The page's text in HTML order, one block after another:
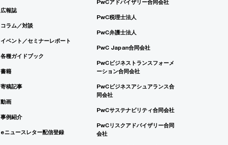
広報誌
コラム／対談
イベント／セミナーレポート
各種ガイドブック
書籍
寄稿記事
動画
事例紹介
eニュースレター配信登録
PwCアドバイザリー合同会社
PwC税理士法人
PwC弁護士法人
PwC Japan合同会社
PwCビジネストランスフォーメ
ーション合同会社
PwCビジネスアシュアランス合
同会社
PwCサステナビリティ合同会社
PwCリスクアドバイザリー合同
会社